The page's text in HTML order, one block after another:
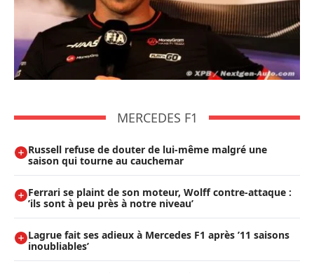
MERCEDES F1
Russell refuse de douter de lui-même malgré une
saison qui tourne au cauchemar
Ferrari se plaint de son moteur, Wolff contre-attaque :
’ils sont à peu près à notre niveau’
Lagrue fait ses adieux à Mercedes F1 après ’11 saisons
inoubliables’